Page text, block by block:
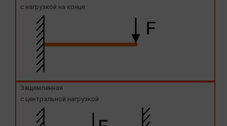
с нагрузкой на конце
Защемленная
с центральной нагрузкой